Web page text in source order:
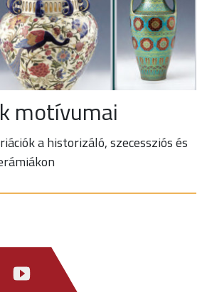
motívumai
a historizáló, szecessziós és